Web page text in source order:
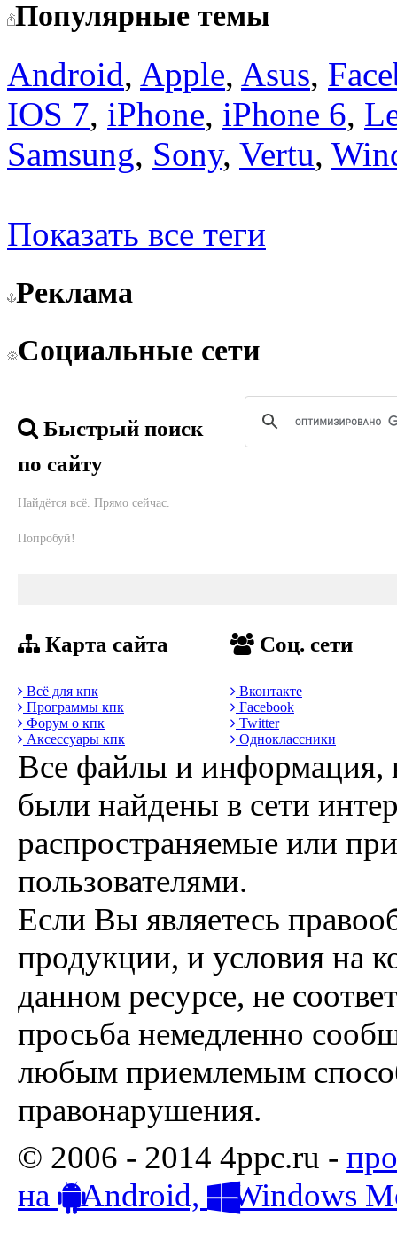
Популярные темы
Android, Apple, Asus,
IOS 7, iPhone, iPhone 6,
Samsung, Sony, Vertu,
Показать все теги
Реклама
Социальные сети
Быстрый поиск
по сайту
Найдётся всё. Прямо сейчас.
Попробуй!
Карта сайта
Всё для кпк
Программы кпк
Форум о кпк
Аксессуары кпк
Соц. сети
Вконтакте
Facebook
Twitter
Одноклассники
Все файлы и информация,
были найдены в сети
распространяемые или
пользователями.
Если Вы являетесь
продукции, и условия на
данном ресурсе, не
просьба немедленно
любым приемлемым
правонарушения.
© 2006 - 2014 4ppc.ru -
на
Android, Windows